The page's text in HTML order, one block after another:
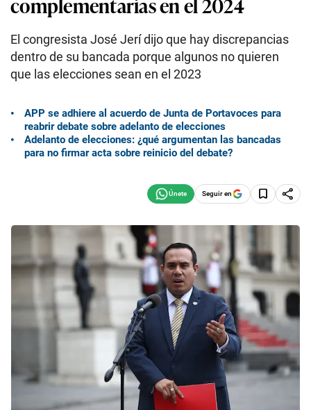
El congresista José Jerí dijo que hay discrepancias
dentro de su bancada porque algunos no quieren
que las elecciones sean en el 2023
APP se adhiere al acuerdo de Junta de Portavoces para
reabrir debate sobre adelanto de elecciones
Adelanto de elecciones: ¿qué argumentan las bancadas
para no firmar acta sobre reinicio del debate?
Seguir en